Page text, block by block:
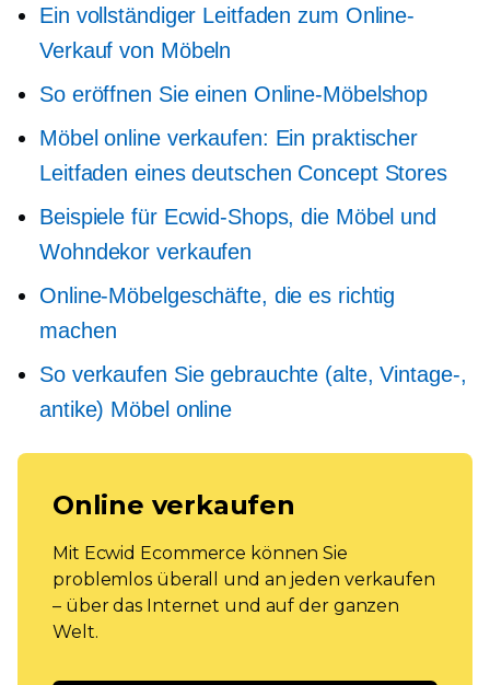
Ein vollständiger Leitfaden zum Online-
Verkauf von Möbeln
So eröffnen Sie einen Online-Möbelshop
Möbel online verkaufen: Ein praktischer
Leitfaden eines deutschen Concept Stores
Beispiele für Ecwid-Shops, die Möbel und
Wohndekor verkaufen
Online-Möbelgeschäfte, die es richtig
machen
So verkaufen Sie gebrauchte (alte, Vintage-,
antike) Möbel online
Online verkaufen
Mit Ecwid Ecommerce können Sie
problemlos überall und an jeden verkaufen
– über das Internet und auf der ganzen
Welt.